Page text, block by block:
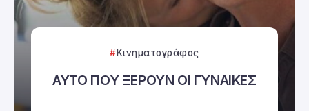
Κινηματογράφος
ΑΥΤΟ ΠΟΥ ΞΕΡΟΥΝ ΟΙ ΓΥΝΑΙΚΕΣ